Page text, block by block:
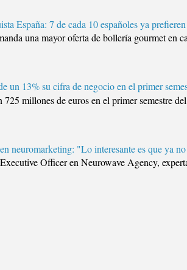
España: 7 de cada 10 españoles ya
una mayor oferta de bollería gourmet en
un 13% su cifra de negocio en el primer
millones de euros en el primer semestre
neuromarketing: "Lo interesante es que ya
Officer en Neurowave Agency,